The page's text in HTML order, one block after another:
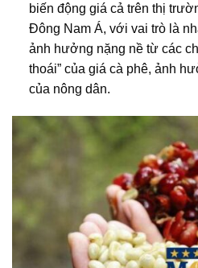
biến động giá cả trên thị
Đông Nam Á, với vai trò là
ảnh hưởng nặng nề từ các
thoái” của giá cà phê, ảnh
của nông dân.